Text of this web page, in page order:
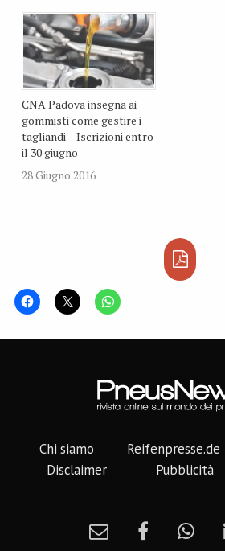
CNA Padova insegna ai
gommisti come gestire i
tagliandi – Iscrizioni entro
il 30 giugno
28 Giugno 2016
Chi siamo Reifenpresse.de
Disclaimer
Pubblicità